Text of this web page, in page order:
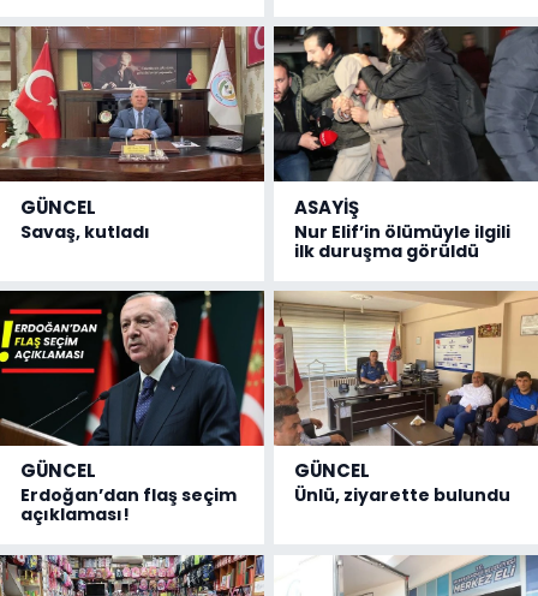
GÜNCEL
Savaş, kutladı
ASAYİŞ
Nur Elif’in ölümüyle ilgili
ilk duruşma görüldü
GÜNCEL
Erdoğan’dan flaş seçim
açıklaması!
GÜNCEL
Ünlü, ziyarette bulundu